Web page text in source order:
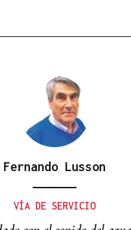
entre dos
Fernando Lusson
VÍA DE SERVICIO